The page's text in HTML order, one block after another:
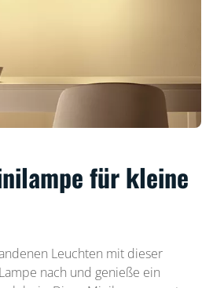
für kleine
Leuchten mit dieser
nach und genieße ein